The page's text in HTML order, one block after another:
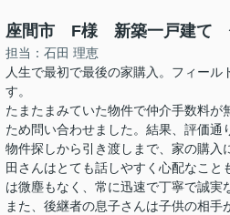
座間市 F様 新築一戸建て
担当：石田 理恵
人生で最初で最後の家購入。フィー
す。
たまたまみていた物件で仲介手数料
ため問い合わせました。結果、評価通
物件探しから引き渡しまで、家の購
田さんはとても話しやすく心配なこ
は微塵もなく、常に迅速で丁寧で誠実
また、後継者の息子さんは子供の相